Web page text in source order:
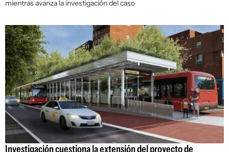
mientras avanza la investigación del caso
Investigación cuestiona la extensión del proyecto de